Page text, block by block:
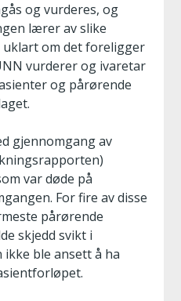
og vurderes, og
lærer av slike
uklart om det foreligger
vurderer og ivaretar
og pårørende
gjennomgang av
var døde på
For fire av disse
pårørende
skjedd svikt i
ble ansett å ha